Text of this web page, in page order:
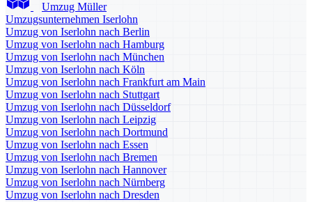
Umzug Müller
Umzugsunternehmen Iserlohn
Umzug von Iserlohn nach Berlin
Umzug von Iserlohn nach Hamburg
Umzug von Iserlohn nach München
Umzug von Iserlohn nach Köln
Umzug von Iserlohn nach Frankfurt am Main
Umzug von Iserlohn nach Stuttgart
Umzug von Iserlohn nach Düsseldorf
Umzug von Iserlohn nach Leipzig
Umzug von Iserlohn nach Dortmund
Umzug von Iserlohn nach Essen
Umzug von Iserlohn nach Bremen
Umzug von Iserlohn nach Hannover
Umzug von Iserlohn nach Nürnberg
Umzug von Iserlohn nach Dresden